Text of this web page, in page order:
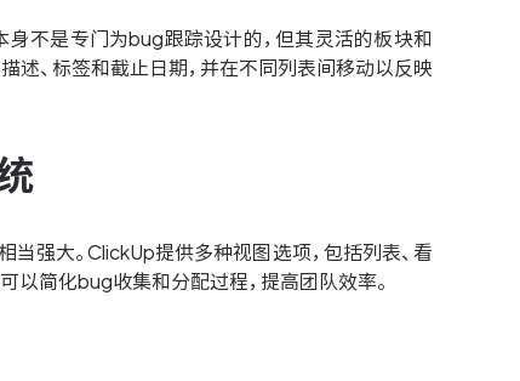
不是专门为bug跟踪设计的，但其灵活的板块和
述、标签和截止日期，并在不同列表间移动以反映
强大。ClickUp提供多种视图选项，包括列表、看
以简化bug收集和分配过程，提高团队效率。